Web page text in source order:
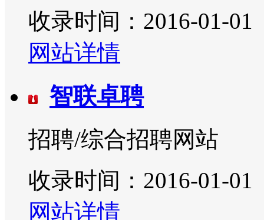
收录时间：2016-01-01
网站详情
智联卓聘
招聘/综合招聘网站
收录时间：2016-01-01
网站详情